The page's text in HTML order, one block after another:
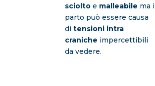
scioltoe malleabile ma il
parto può essere causa
ditensioni intra
craniche impercettibili
da vedere.